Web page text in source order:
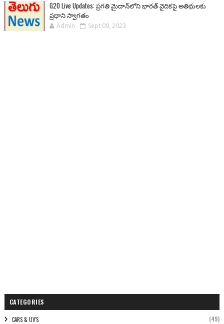
G20 Live Updates: ప్రగతి మైదాన్‌లోని భారత్ వైదికపై అతిథులకు
ప్రధాని స్వాగతం
Admin Sept 09, 2023
CATEGORIES
CARS & UV'S (49)